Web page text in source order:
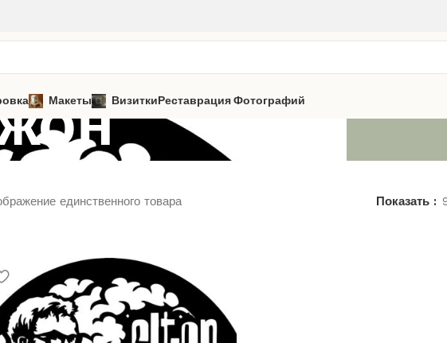
Макеты ВизиткиРеставрация Фотографий
единственного товара Показать